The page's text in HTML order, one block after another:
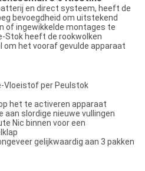
en direct systeem, heeft de
bevoegdheid om uitstekend
of ingewikkelde montages te
Stok heeft de rookwolken
om het vooraf gevulde apparaat
Vloeistof per Peulstok
het te activeren apparaat
aan slordige nieuwe vullingen
Nic binnen voor een
gelijkwaardig aan 3 pakken